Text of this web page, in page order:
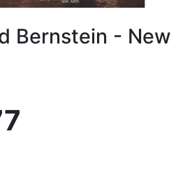
Bernstein - New